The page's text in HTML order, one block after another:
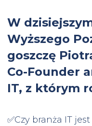
W
Wyższego
goszczę
Co-Founder
IT, z którym
✅Czy branża IT